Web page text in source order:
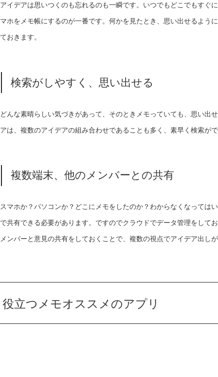
アイデアは思いつくのも忘れるのも一瞬です。いつでもどこでもすぐ
マホをメモ帳にするのが一番です。何かを見たとき、思い出せるよう
ておきます。
検索がしやすく、思い出せる
どんな素晴らしい気づきがあって、そのときメモっていても、思い出
アは、複数のアイデアの組み合わせであることも多く、素早く検索が
複数端末、他のメンバーとの共有
スマホか？パソコンか？どこにメモをしたのか？わからなくなっては
で共有できる必要があります。ですのでクラウドでデータ管理をして
メンバーと意見の共有をしておくことで、複数の視点でアイデア出し
役立つメモオススメのアプリ